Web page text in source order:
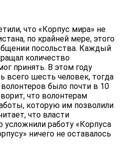
что «Корпус мира» не
по крайней мере, этого
посольства. Каждый
количество
принять. В этом году
всего шесть человек, тогда
было почти в 10
что волонтерам
которую им позволили
что власти
усложнили работу «Корпуса
ничего не оставалось